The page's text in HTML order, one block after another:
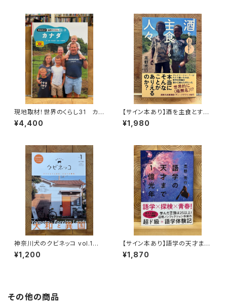
現地取材！世界のくらし31 カナ
ダ
¥4,400
【サイン本あり】酒を主食とする
人々 エチオピアの科学的秘境
を旅する
¥1,980
神奈川犬のクビネッコ vol.1
特集：大和と異国
¥1,200
【サイン本あり】語学の天才まで
1億光年
¥1,870
その他の商品